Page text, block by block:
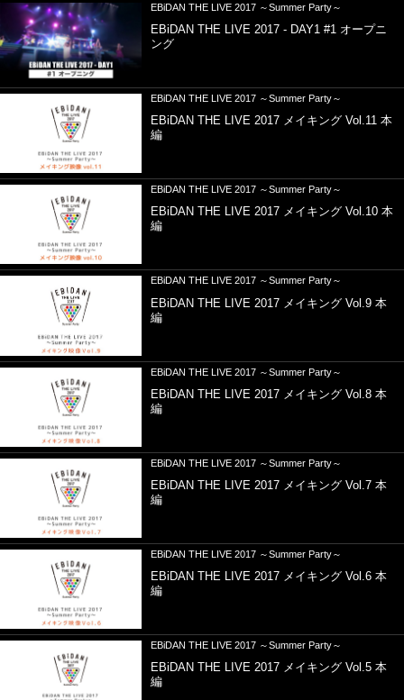
EBiDAN THE LIVE 2017 ～Summer Party～
EBiDAN THE LIVE 2017 - DAY1 #1 オープニ
ング
EBiDAN THE LIVE 2017 ～Summer Party～
EBiDAN THE LIVE 2017 メイキング Vol.11 本
編
EBiDAN THE LIVE 2017 ～Summer Party～
EBiDAN THE LIVE 2017 メイキング Vol.10 本
編
EBiDAN THE LIVE 2017 ～Summer Party～
EBiDAN THE LIVE 2017 メイキング Vol.9 本
編
EBiDAN THE LIVE 2017 ～Summer Party～
EBiDAN THE LIVE 2017 メイキング Vol.8 本
編
EBiDAN THE LIVE 2017 ～Summer Party～
EBiDAN THE LIVE 2017 メイキング Vol.7 本
編
EBiDAN THE LIVE 2017 ～Summer Party～
EBiDAN THE LIVE 2017 メイキング Vol.6 本
編
EBiDAN THE LIVE 2017 ～Summer Party～
EBiDAN THE LIVE 2017 メイキング Vol.5 本
編